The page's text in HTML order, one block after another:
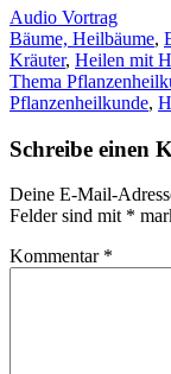
Audio Vortrag
Bäume, Heilbäume,
Kräuter, Heilen mit
Thema
Pflanzenheilkunde,
Schreibe einen
Deine E-Mail-
Felder sind mit *
Kommentar *